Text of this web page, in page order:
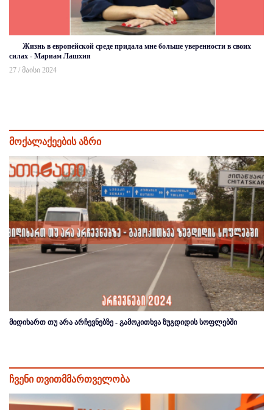
Жизнь в европейской среде придала мне больше уверенности в своих
силах - Мариам Лашхия
27 / მაისი 2024
მოქალაქეების აზრი
მიდიხართ თუ არა არჩევნებზე - გამოკითხვა ზუგდიდის სოფლებში
ჩვენი თვითმმართველობა